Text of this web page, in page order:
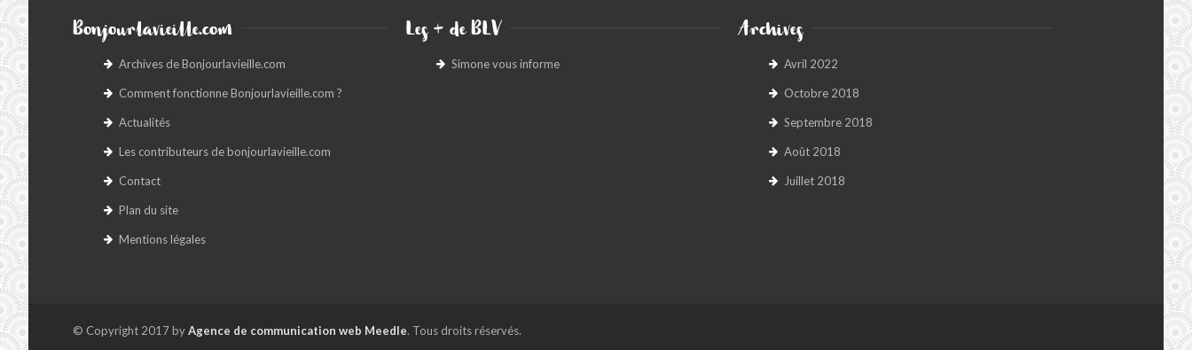
Bonjourlavieille.com
Archives de Bonjourlavieille.com
Comment fonctionne Bonjourlavieille.com ?
Actualités
Les contributeurs de bonjourlavieille.com
Contact
Plan du site
Mentions légales
Les + de BLV
Simone vous informe
Archives
Avril 2022
Octobre 2018
Septembre 2018
Août 2018
Juillet 2018
© Copyright 2017 byAgence de communication web Meedle. Tous droits réservés.